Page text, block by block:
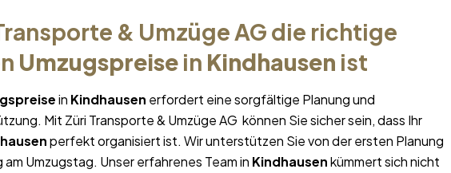
& Umzüge AG die richtige
Umzugspreise in Kindhausen ist
in Kindhausen erfordert eine sorgfältige Planung und
Mit Züri Transporte & Umzüge AG können Sie sicher sein, dass Ihr
perfekt organisiert ist. Wir unterstützen Sie von der ersten Planung
am Umzugstag. Unser erfahrenes Team in Kindhausenkümmert sich nicht